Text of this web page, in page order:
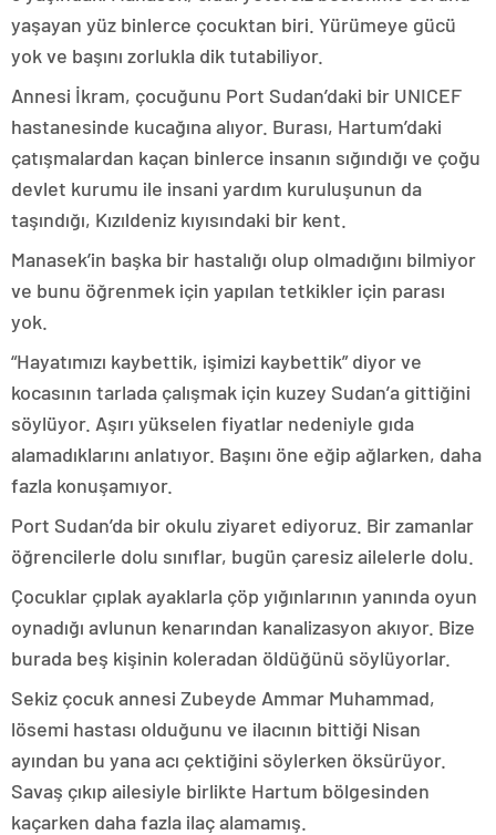
yaşayan yüz binlerce çocuktan biri. Yürümeye gücü
yok ve başını zorlukla dik tutabiliyor.
Annesi İkram, çocuğunu Port Sudan’daki bir UNICEF
hastanesinde kucağına alıyor. Burası, Hartum’daki
çatışmalardan kaçan binlerce insanın sığındığı ve çoğu
devlet kurumu ile insani yardım kuruluşunun da
taşındığı, Kızıldeniz kıyısındaki bir kent.
Manasek’in başka bir hastalığı olup olmadığını bilmiyor
ve bunu öğrenmek için yapılan tetkikler için parası
yok.
“Hayatımızı kaybettik, işimizi kaybettik” diyor ve
kocasının tarlada çalışmak için kuzey Sudan’a gittiğini
söylüyor. Aşırı yükselen fiyatlar nedeniyle gıda
alamadıklarını anlatıyor. Başını öne eğip ağlarken, daha
fazla konuşamıyor.
Port Sudan’da bir okulu ziyaret ediyoruz. Bir zamanlar
öğrencilerle dolu sınıflar, bugün çaresiz ailelerle dolu.
Çocuklar çıplak ayaklarla çöp yığınlarının yanında oyun
oynadığı avlunun kenarından kanalizasyon akıyor. Bize
burada beş kişinin koleradan öldüğünü söylüyorlar.
Sekiz çocuk annesi Zubeyde Ammar Muhammad,
lösemi hastası olduğunu ve ilacının bittiği Nisan
ayından bu yana acı çektiğini söylerken öksürüyor.
Savaş çıkıp ailesiyle birlikte Hartum bölgesinden
kaçarken daha fazla ilaç alamamış.